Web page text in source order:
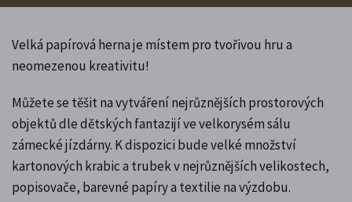
Velká papírová herna je místem pro tvořivou hru a
neomezenou kreativitu!
Můžete se těšit na vytváření nejrůznějších prostorových
objektů dle dětských fantazijí ve velkorysém sálu
zámecké jízdárny. K dispozici bude velké množství
kartonových krabic a trubek v nejrůznějších velikostech,
popisovače, barevné papíry a textilie na výzdobu.